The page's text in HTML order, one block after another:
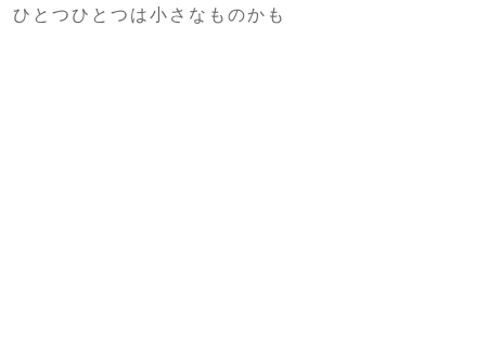
ひとつひとつは小さなものかも